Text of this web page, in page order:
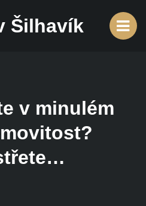
Šilhavík
v minulém